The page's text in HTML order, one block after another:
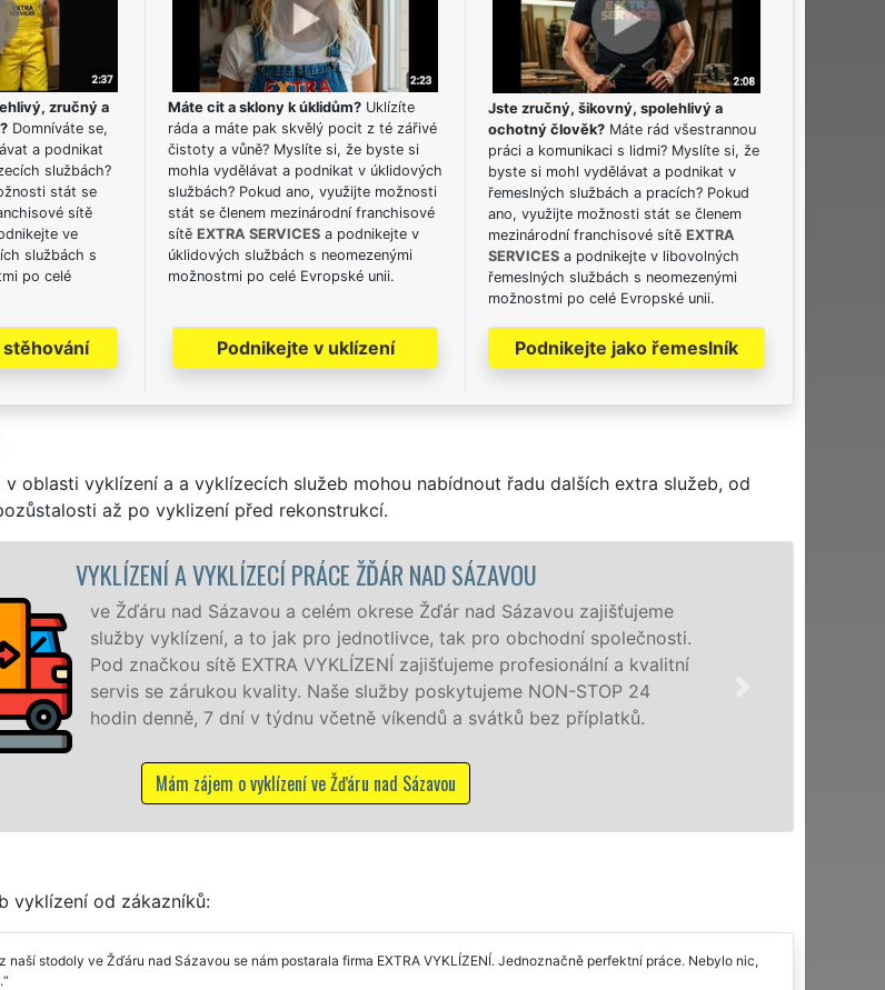
zručný a
Domníváte se,
a podnikat
službách?
stát se
sítě
ve
službách s
po celé
Máte cit a sklony k úklidům?Uklízíte
ráda a máte pak skvělý pocit z té zářivé
čistoty a vůně? Myslíte si, že byste si
mohla vydělávat a podnikat v úklidových
službách? Pokud ano, využijte možnosti
stát se členem mezinárodní franchisové
sítě EXTRA SERVICESa podnikejte v
úklidových službách s neomezenými
možnostmi po celé Evropské unii.
Podnikejte v uklízení
Jste zručný, šikovný, spolehlivý a
ochotný člověk? Máte rád všestrannou
práci a komunikaci s lidmi? Myslíte si, že
byste si mohl vydělávat a podnikat v
řemeslných službách a pracích? Pokud
ano, využijte možnosti stát se členem
mezinárodní franchisové sítě EXTRA
SERVICES a podnikejte v libovolných
řemeslných službách s neomezenými
možnostmi po celé Evropské unii.
Podnikejte jako řemeslník
v oblasti vyklízení a a vyklízecích služeb mohou nabídnout řadu dalších extra služeb, od
až po vyklizení před rekonstrukcí.
NAD SÁZAVOU
Žďár nad Sázavou zajišťujeme
tak pro obchodní společnosti.
zajišťujeme profesionální a kvalitní
poskytujeme NON-STOP 24
víkendů a svátků bez příplatků.
poboček levné, přesto
Sázavou a okolí.
vyklízení od zákazníků:
naší stodoly ve Žďáru nad Sázavou se nám postarala firma EXTRA VYKLÍZENÍ. Jednoznačně perfektní práce. Nebylo nic,